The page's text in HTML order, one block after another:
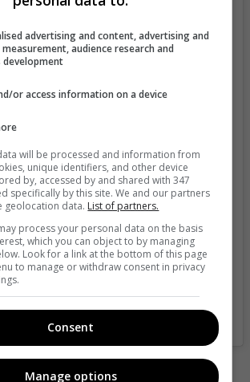
this post on Instagram
advertising and content, advertising and
audience research and
development
or access information on a device
will be processed and information from
unique identifiers, and other device
by, accessed by and shared with 347
specifically by this site. We and our partners
geolocation data. List of partners.
process your personal data on the basis
which you can object to by managing
Look for a link at the bottom of this page
to manage or withdraw consent in privacy
Consent
Manage options